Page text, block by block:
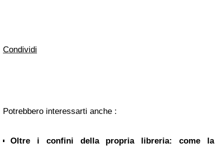
Condividi
Potrebbero interessarti anche :
Oltre i confini della propria libreria: come la